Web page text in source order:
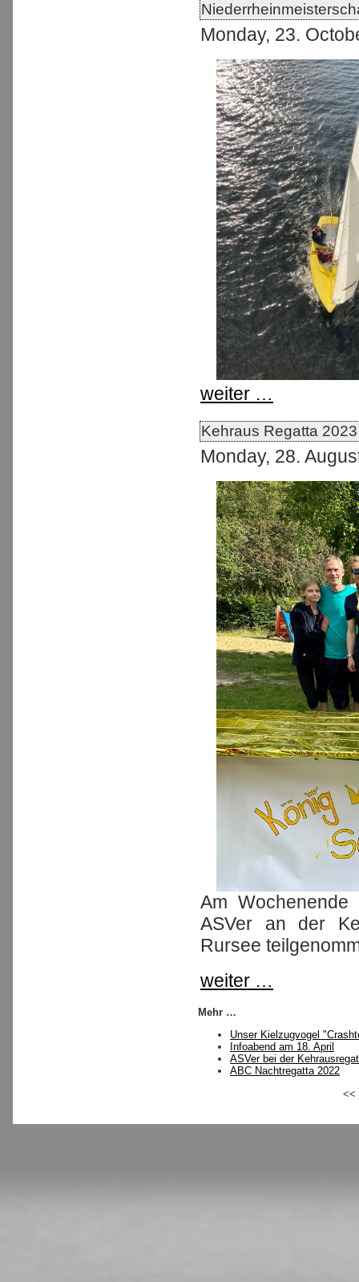
Monday, 23.
weiter …
Kehraus Regatta
Monday, 28.
Am
ASVer an der
Rursee
weiter …
Mehr …
Unser Kielzugvogel
Infoabend am 18. April
ASVer bei der
ABC Nachtregatta 2022
<<